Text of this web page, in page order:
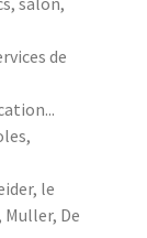
de
le
De